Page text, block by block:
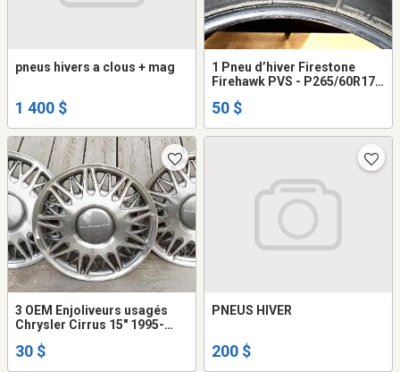
pneus hivers a clous + mag
1 400 $
1 Pneu d’hiver Firestone
Firehawk PVS - P265/60R17
50 $
3 OEM Enjoliveurs usagés
Chrysler Cirrus 15" 1995-
30 $
PNEUS HIVER
200 $